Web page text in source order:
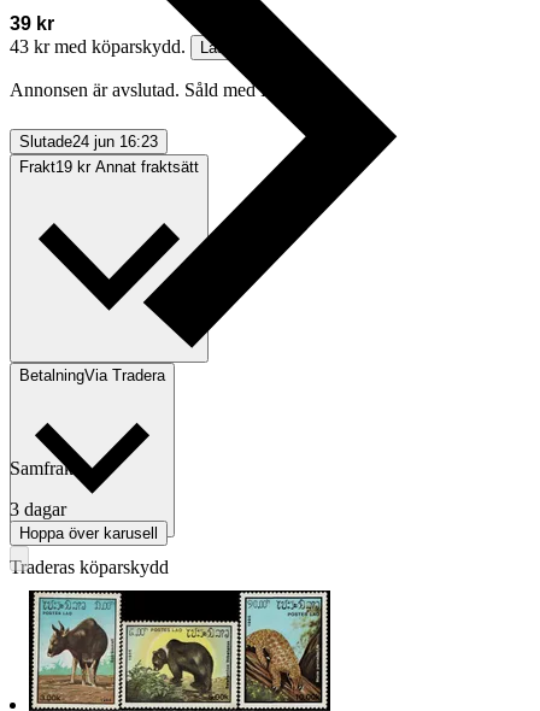
39 kr
43 kr med köparskydd.
Läs mer
Annonsen är avslutad. Såld med Köp nu.
Slutade24 jun 16:23
Frakt19 kr Annat fraktsätt
BetalningVia Tradera
Traderas köparskydd
Samfrakt
3 dagar
Hoppa över karusell